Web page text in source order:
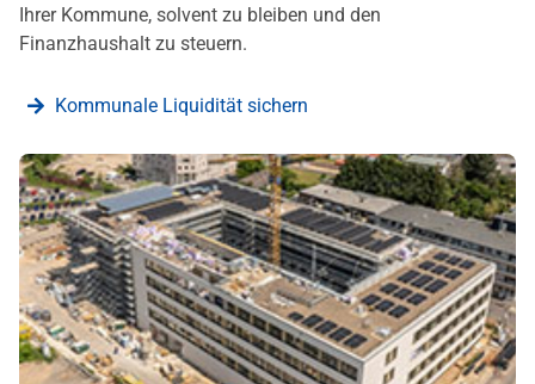
Ihrer Kommune, solvent zu bleiben und den
Finanzhaushalt zu steuern.
Kommunale Liquidität sichern